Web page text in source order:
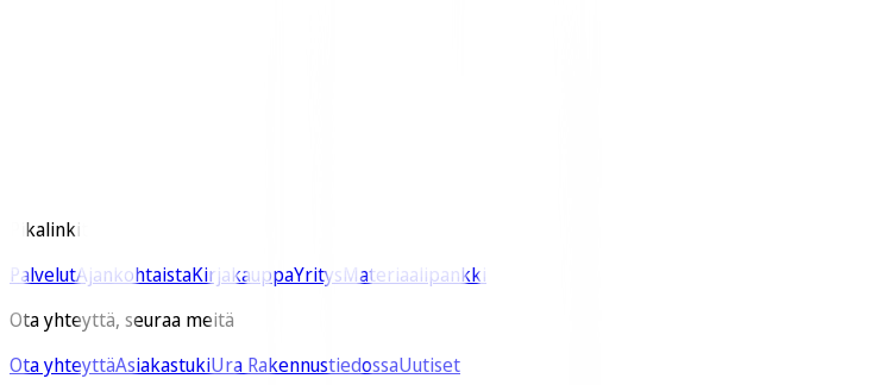
Pikalinkit
PalvelutAjankohtaistaKirjakauppaYritysMateriaalipankki
Ota yhteyttä, seuraa meitä
Ota yhteyttäAsiakastukiUra RakennustiedossaUutiset